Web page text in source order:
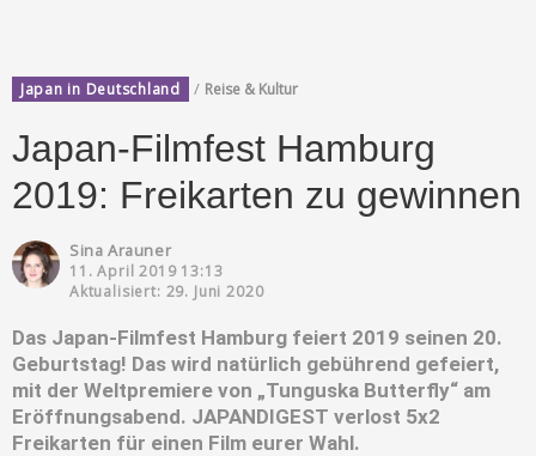
Japan in Deutschland / Reise & Kultur
Japan-Filmfest Hamburg
2019: Freikarten zu gewinnen
Sina Arauner
11. April 2019 13:13
Aktualisiert: 29. Juni 2020
Das Japan-Filmfest Hamburg feiert 2019 seinen 20.
Geburtstag! Das wird natürlich gebührend gefeiert,
mit der Weltpremiere von „Tunguska Butterfly“ am
Eröffnungsabend. JAPANDIGEST verlost 5x2
Freikarten für einen Film eurer Wahl.